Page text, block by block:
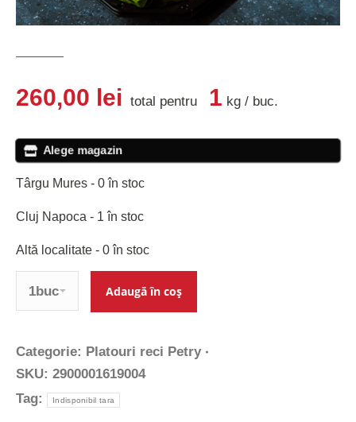
260,00 lei total pentru 1 kg / buc.
Alege magazin
Târgu Mures - 0 în stoc
Cluj Napoca - 1 în stoc
Altă localitate - 0 în stoc
Adaugă în coș
Categorie: Platouri reci Petry
SKU: 2900001619004
Tag:
Indisponibil tara